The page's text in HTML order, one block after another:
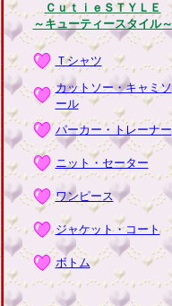
ＣｕｔｉｅＳＴＹＬＥ
～キューティースタイル～
Ｔシャツ
カットソー・キャミソ
ール
パーカー・トレーナー
ニット・セーター
ワンピース
ジャケット・コート
ボトム